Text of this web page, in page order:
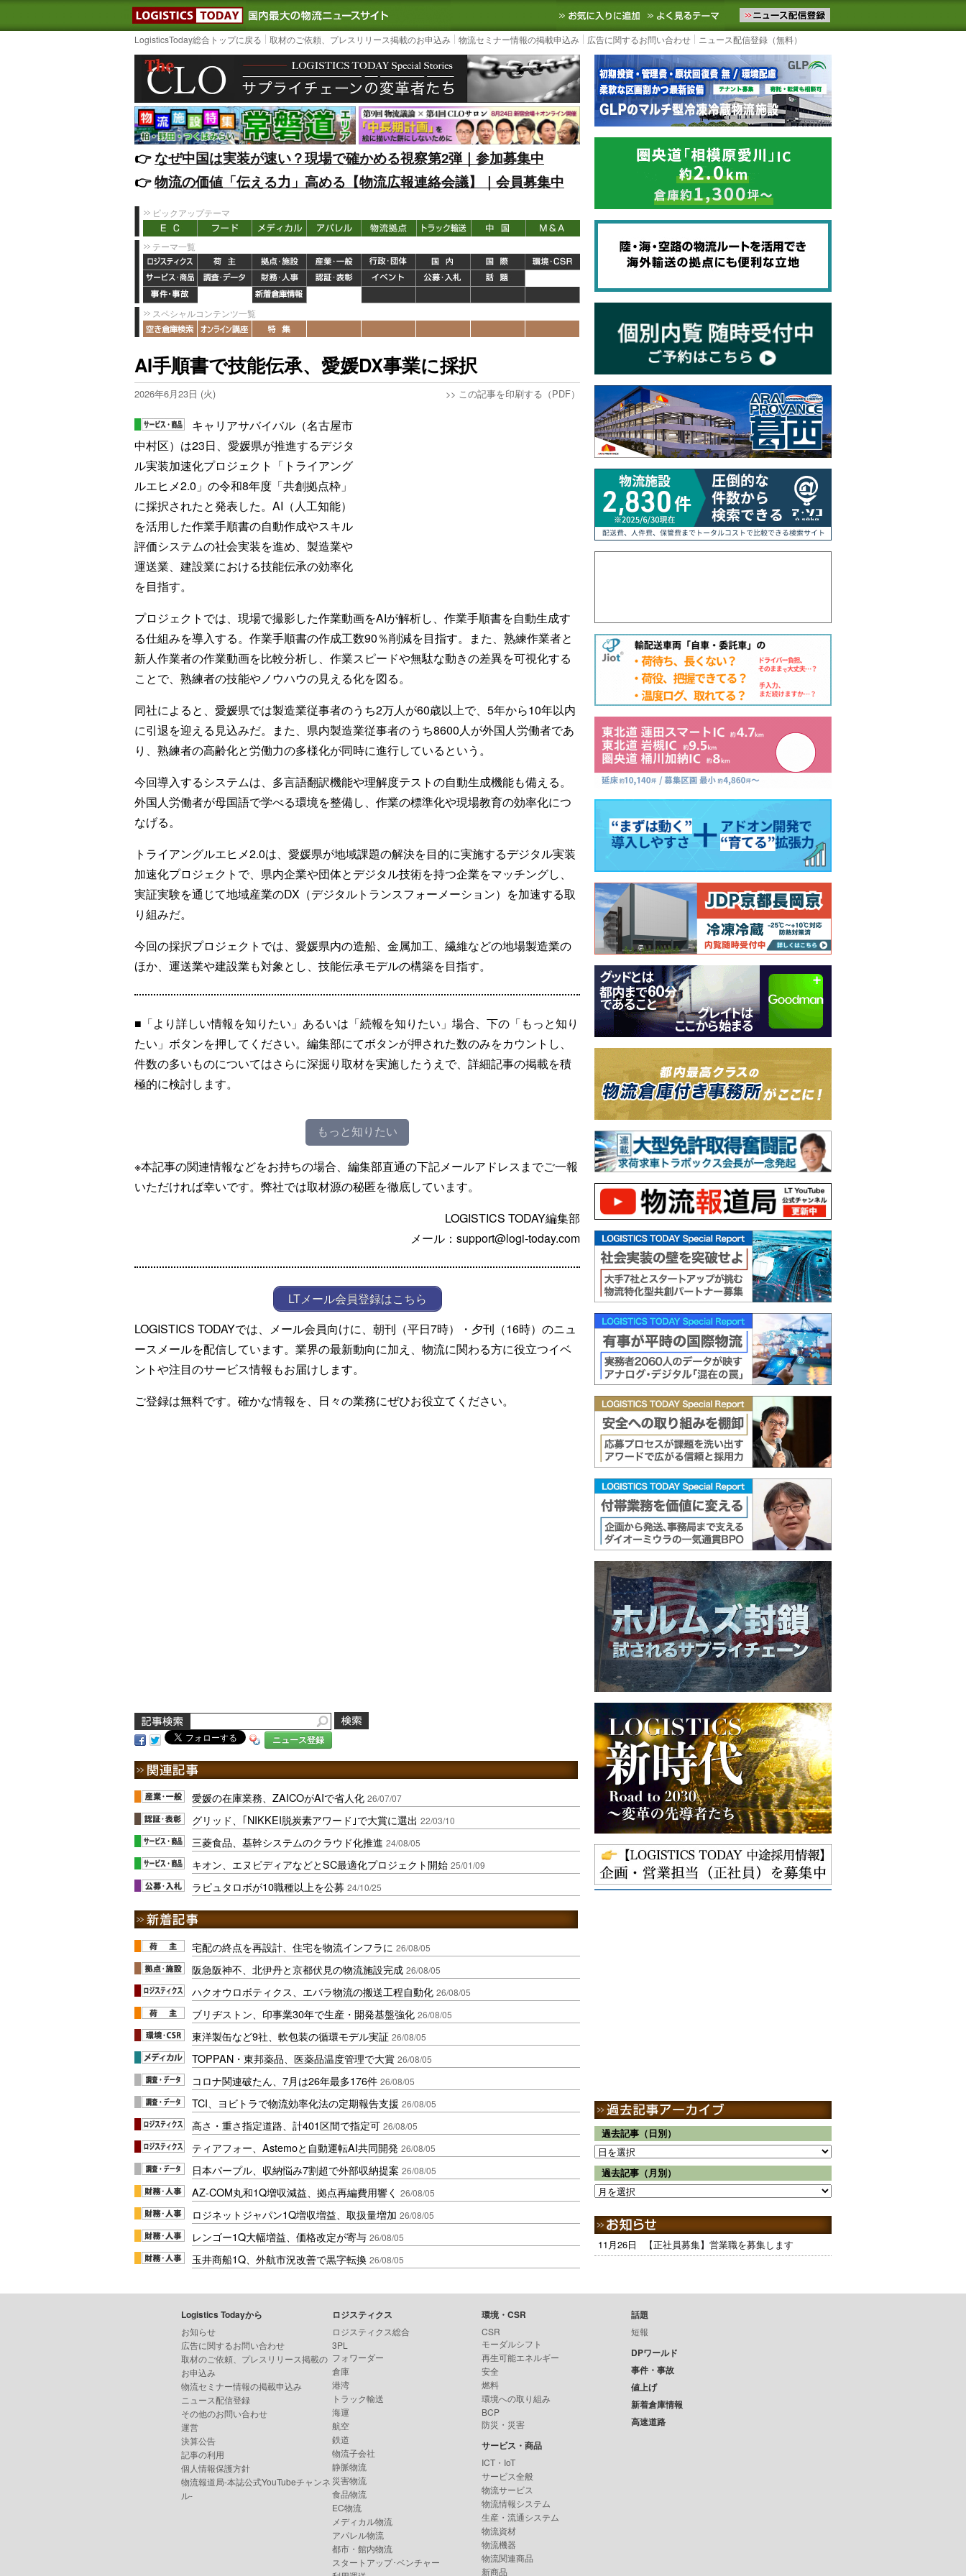
LOGISTICS TODAY｜国内最大の物流ニュースサイト3PL, SCMなど国内外の最新の物流ニュースをお届けします。物流ニュースメール配信を登録す
お気に入りに追加 よく見るテーマ
LogisticsToday総合トップに戻る 取材のご依頼、プレスリリース掲載のお申込み 物流セミナー情報の掲載申込み 広告に関するお問い合わせ ニュース配信登録（無料）
👉️なぜ中国は実装が速い？現場で確かめる視察第2弾｜参加募集中
👉️物流の価値「伝える力」高める【物流広報連絡会議】｜会員募集中
ピックアップテーマ
テーマ一覧
スペシャルコンテンツ一覧
AI手順書で技能伝承、愛媛DX事業に採択
2026年6月23日 (火) >> この記事を印刷する（PDF）
キャリアサバイバル（名古屋市
中村区）は23日、愛媛県が推進するデジタ
ル実装加速化プロジェクト「トライアング
ルエヒメ2.0」の令和8年度「共創拠点枠」
に採択されたと発表した。AI（人工知能）
を活用した作業手順書の自動作成やスキル
評価システムの社会実装を進め、製造業や
運送業、建設業における技能伝承の効率化
を目指す。
プロジェクトでは、現場で撮影した作業動画をAIが解析し、作業手順書を自動生成す
る仕組みを導入する。作業手順書の作成工数90％削減を目指す。また、熟練作業者と
新人作業者の作業動画を比較分析し、作業スピードや無駄な動きの差異を可視化する
ことで、熟練者の技能やノウハウの見える化を図る。
同社によると、愛媛県では製造業従事者のうち2万人が60歳以上で、5年から10年以内
に引退を迎える見込みだ。また、県内製造業従事者のうち8600人が外国人労働者であ
り、熟練者の高齢化と労働力の多様化が同時に進行しているという。
今回導入するシステムは、多言語翻訳機能や理解度テストの自動生成機能も備える。
外国人労働者が母国語で学べる環境を整備し、作業の標準化や現場教育の効率化につ
なげる。
トライアングルエヒメ2.0は、愛媛県が地域課題の解決を目的に実施するデジタル実装
加速化プロジェクトで、県内企業や団体とデジタル技術を持つ企業をマッチングし、
実証実験を通じて地域産業のDX（デジタルトランスフォーメーション）を加速する取
り組みだ。
今回の採択プロジェクトでは、愛媛県内の造船、金属加工、繊維などの地場製造業の
ほか、運送業や建設業も対象とし、技能伝承モデルの構築を目指す。
■「より詳しい情報を知りたい」あるいは「続報を知りたい」場合、下の「もっと知り
たい」ボタンを押してください。編集部にてボタンが押された数のみをカウントし、
件数の多いものについてはさらに深掘り取材を実施したうえで、詳細記事の掲載を積
極的に検討します。
もっと知りたい
※本記事の関連情報などをお持ちの場合、編集部直通の下記メールアドレスまでご一報
いただければ幸いです。弊社では取材源の秘匿を徹底しています。
LOGISTICS TODAY編集部
メール：support@logi-today.com
LTメール会員登録はこちら
LOGISTICS TODAYでは、メール会員向けに、朝刊（平日7時）・夕刊（16時）のニュ
ースメールを配信しています。業界の最新動向に加え、物流に関わる方に役立つイベ
ントや注目のサービス情報もお届けします。
ご登録は無料です。確かな情報を、日々の業務にぜひお役立てください。
ニュース登録
愛媛の在庫業務、ZAICOがAIで省人化 26/07/07
グリッド、｢NIKKEI脱炭素アワード｣で大賞に選出 22/03/10
三菱食品、基幹システムのクラウド化推進 24/08/05
キオン、エヌビディアなどとSC最適化プロジェクト開始 25/01/09
ラピュタロボが10職種以上を公募 24/10/25
宅配の終点を再設計、住宅を物流インフラに 26/08/05
阪急阪神不、北伊丹と京都伏見の物流施設完成 26/08/05
ハクオウロボティクス、エバラ物流の搬送工程自動化 26/08/05
ブリヂストン、印事業30年で生産・開発基盤強化 26/08/05
東洋製缶など9社、軟包装の循環モデル実証 26/08/05
TOPPAN・東邦薬品、医薬品温度管理で大賞 26/08/05
コロナ関連破たん、7月は26年最多176件 26/08/05
TCI、ヨビトラで物流効率化法の定期報告支援 26/08/05
高さ・重さ指定道路、計401区間で指定可 26/08/05
ティアフォー、Astemoと自動運転AI共同開発 26/08/05
日本パープル、収納悩み7割超で外部収納提案 26/08/05
AZ-COM丸和1Q増収減益、拠点再編費用響く 26/08/05
ロジネットジャパン1Q増収増益、取扱量増加 26/08/05
レンゴー1Q大幅増益、価格改定が寄与 26/08/05
玉井商船1Q、外航市況改善で黒字転換 26/08/05
過去記事（日別）
過去記事（月別）
11月26日 【正社員募集】営業職を募集します
Logistics Todayから
お知らせ
広告に関するお問い合わせ
取材のご依頼、プレスリリース掲載の
お申込み
物流セミナー情報の掲載申込み
ニュース配信登録
その他のお問い合わせ
運営
決算公告
記事の利用
個人情報保護方針
物流報道局-本誌公式YouTubeチャンネ
ル-
ロジスティクス
ロジスティクス総合
3PL
フォワーダー
倉庫
港湾
トラック輸送
海運
航空
鉄道
物流子会社
静脈物流
災害物流
食品物流
EC物流
メディカル物流
アパレル物流
都市・館内物流
スタートアップ･ベンチャー
環境・CSR
CSR
モーダルシフト
再生可能エネルギー
安全
燃料
環境への取り組み
BCP
防災・災害
サービス・商品
ICT・IoT
サービス全般
物流サービス
物流情報システム
生産・流通システム
物流資材
物流機器
物流関連商品
新商品
話題
短報
DPワールド
事件・事故
値上げ
新着倉庫情報
高速道路